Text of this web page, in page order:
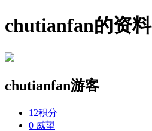
chutianfan的资料
chutianfan游客
12积分
0 威望